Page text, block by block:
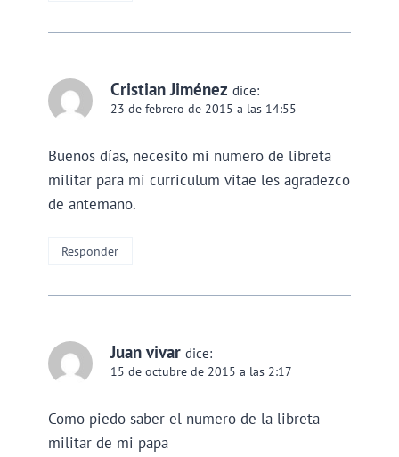
Cristian Jiménez dice:
23 de febrero de 2015 a las 14:55
Buenos días, necesito mi numero de libreta
militar para mi curriculum vitae les agradezco
de antemano.
Responder
Juan vivar dice:
15 de octubre de 2015 a las 2:17
Como piedo saber el numero de la libreta
militar de mi papa